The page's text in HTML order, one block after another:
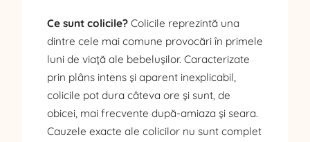
Ce sunt colicile? Colicile reprezintă una
dintre cele mai comune provocări în primele
luni de viață ale bebelușilor. Caracterizate
prin plâns intens și aparent inexplicabil,
colicile pot dura câteva ore și sunt, de
obicei, mai frecvente după-amiaza și seara.
Cauzele exacte ale colicilor nu sunt complet